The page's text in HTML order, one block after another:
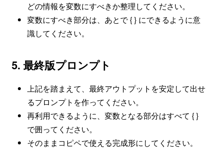
どの情報を変数にすべきか整理してください。
変数にすべき部分は、あとで { } にできるように意
識してください。
5. 最終版プロンプト
上記を踏まえて、最終アウトプットを安定して出せ
るプロンプトを作ってください。
再利用できるように、変数となる部分はすべて { }
で囲ってください。
そのままコピペで使える完成形にしてください。